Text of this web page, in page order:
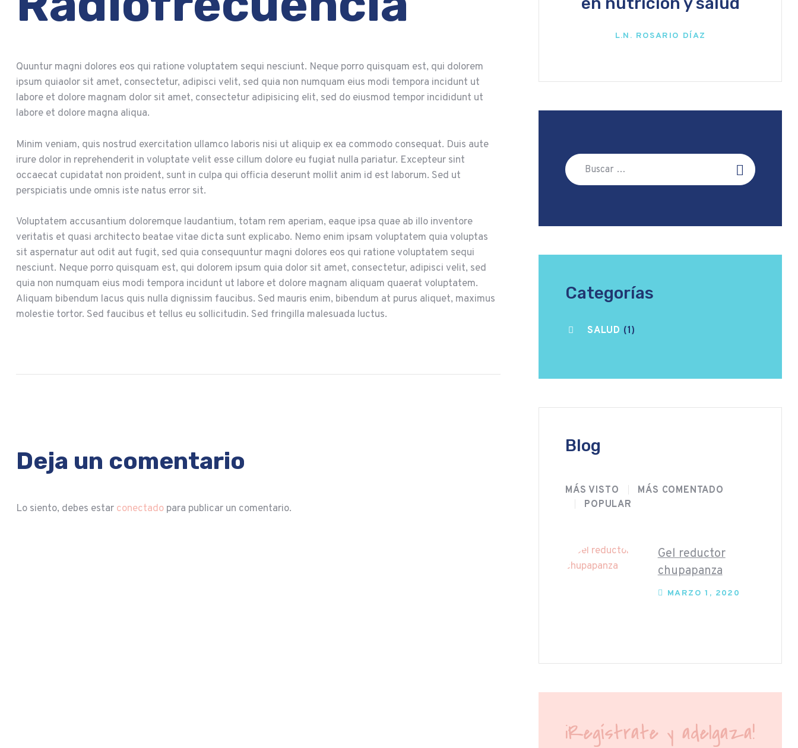
Quuntur magni dolores eos qui ratione voluptatem sequi nesciunt. Neque porro quisquam est, qui dolorem
ipsum quiaolor sit amet, consectetur, adipisci velit, sed quia non numquam eius modi tempora incidunt ut
labore et dolore magnam dolor sit amet, consectetur adipisicing elit, sed do eiusmod tempor incididunt ut
labore et dolore magna aliqua.
Minim veniam, quis nostrud exercitation ullamco laboris nisi ut aliquip ex ea commodo consequat. Duis aute
irure dolor in reprehenderit in voluptate velit esse cillum dolore eu fugiat nulla pariatur. Excepteur sint
occaecat cupidatat non proident, sunt in culpa qui officia deserunt mollit anim id est laborum. Sed ut
perspiciatis unde omnis iste natus error sit.
Voluptatem accusantium doloremque laudantium, totam rem aperiam, eaque ipsa quae ab illo inventore
veritatis et quasi architecto beatae vitae dicta sunt explicabo. Nemo enim ipsam voluptatem quia voluptas
sit aspernatur aut odit aut fugit, sed quia consequuntur magni dolores eos qui ratione voluptatem sequi
nesciunt. Neque porro quisquam est, qui dolorem ipsum quia dolor sit amet, consectetur, adipisci velit, sed
quia non numquam eius modi tempora incidunt ut labore et dolore magnam aliquam quaerat voluptatem.
Aliquam bibendum lacus quis nulla dignissim faucibus. Sed mauris enim, bibendum at purus aliquet, maximus
molestie tortor. Sed faucibus et tellus eu sollicitudin. Sed fringilla malesuada luctus.
Deja un comentario
Lo siento, debes estar conectado para publicar un comentario.
L.N. ROSARIO DÍAZ
Buscar:
Categorías
SALUD (1)
Blog
MÁS VISTO
MÁS COMENTADO
POPULAR
Gel reductor
chupapanza
MARZO 1, 2020
¡Regístrate y adelgaza!